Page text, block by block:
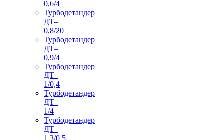
0,6/4
Турбодетандер
ДТ–
0,8/20
Турбодетандер
ДТ–
0,9/4
Турбодетандер
ДТ–
1/0,4
Турбодетандер
ДТ–
1/4
Турбодетандер
ДТ–
1,3/0,5